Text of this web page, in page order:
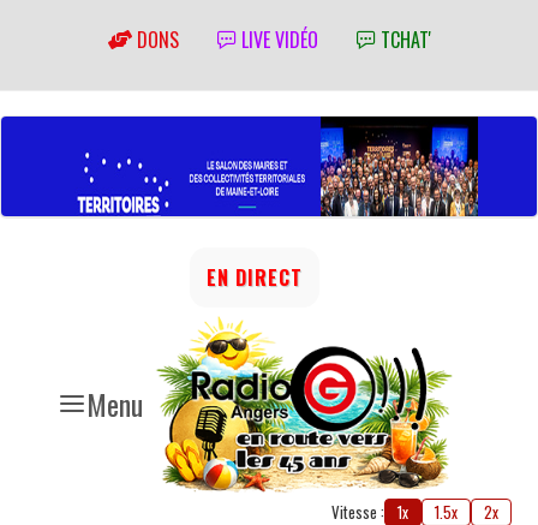
DONS LIVE VIDÉO TCHAT'
Menu
EN DIRECT
Vitesse : 1x 1.5x 2x